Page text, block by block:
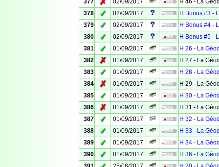
377
02/09/2017
H 46 - La
378
✓ 02/09/2017
H Bonus #3 -
379
✓ 02/09/2017
H Bonus #4 -
380
✓ 02/09/2017
H Bonus #5 -
381
✓ 01/09/2017
H 26 - La
382
✗ 01/09/2017
H 27 - La
383
✓ 01/09/2017
H 28 - La
384
✗ 01/09/2017
H 29 - La
385
✓ 01/09/2017
H 30 - La
386
✗ 01/09/2017
H 31 - La
387
✓ 01/09/2017
H 32 - La
388
✓ 01/09/2017
H 33 - La
389
✓ 01/09/2017
H 34 - La
390
✓ 01/09/2017
H 36 - La